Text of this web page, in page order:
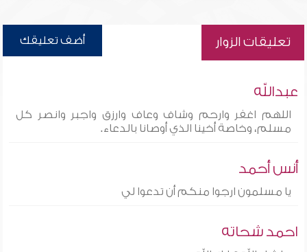
تعليقات الزوار أضف تعليقك
عبدالله
اللهم اغفر وارحم وشاف وعاف وارزق واجبر وانصر كل
مسلم، وخاصة أخينا الذي أوصانا بالدعاء.
أنس أحمد
يا مسلمون ارجوا منكم أن تدعوا لي
احمد شحاته